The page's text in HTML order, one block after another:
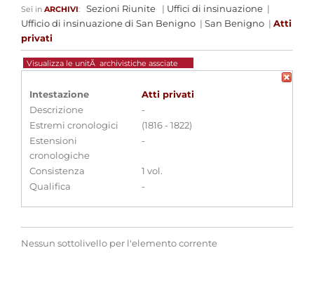
Sei in ARCHIVI: Sezioni Riunite | Uffici di insinuazione |
Ufficio di insinuazione di San Benigno | San Benigno | Atti
privati
Visualizza le unitÃ archivistiche assciate
Intestazione
Atti privati
Descrizione
-
Estremi cronologici
(1816 - 1822)
Estensioni
cronologiche
-
Consistenza
1 vol.
Qualifica
-
Nessun sottolivello per l'elemento corrente